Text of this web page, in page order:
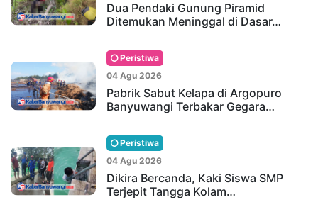
Dua Pendaki Gunung Piramid
Ditemukan Meninggal di Dasar…
Peristiwa
04 Agu 2026
Pabrik Sabut Kelapa di Argopuro
Banyuwangi Terbakar Gegara…
Peristiwa
04 Agu 2026
Dikira Bercanda, Kaki Siswa SMP
Terjepit Tangga Kolam…